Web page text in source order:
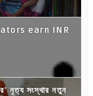
earn INR
নৃত্য সংস্থার নতুন